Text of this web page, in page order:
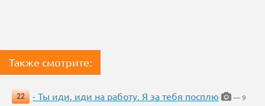
Также смотрите:
22 - Ты иди, иди на работу. Я за тебя посплю
— 9